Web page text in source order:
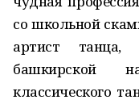
со школьной
артист танца,
башкирской
классического